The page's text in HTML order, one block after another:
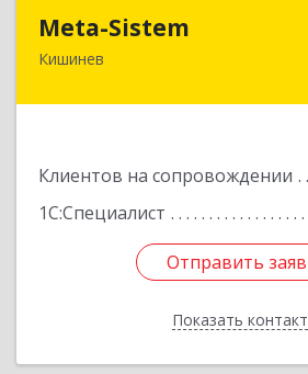
Meta-Sistem
Кишинев
Клиентов на сопровождении
1С:Специалист
Отправить
Показать
Республика Молдова, MD-
Отправить
Назад